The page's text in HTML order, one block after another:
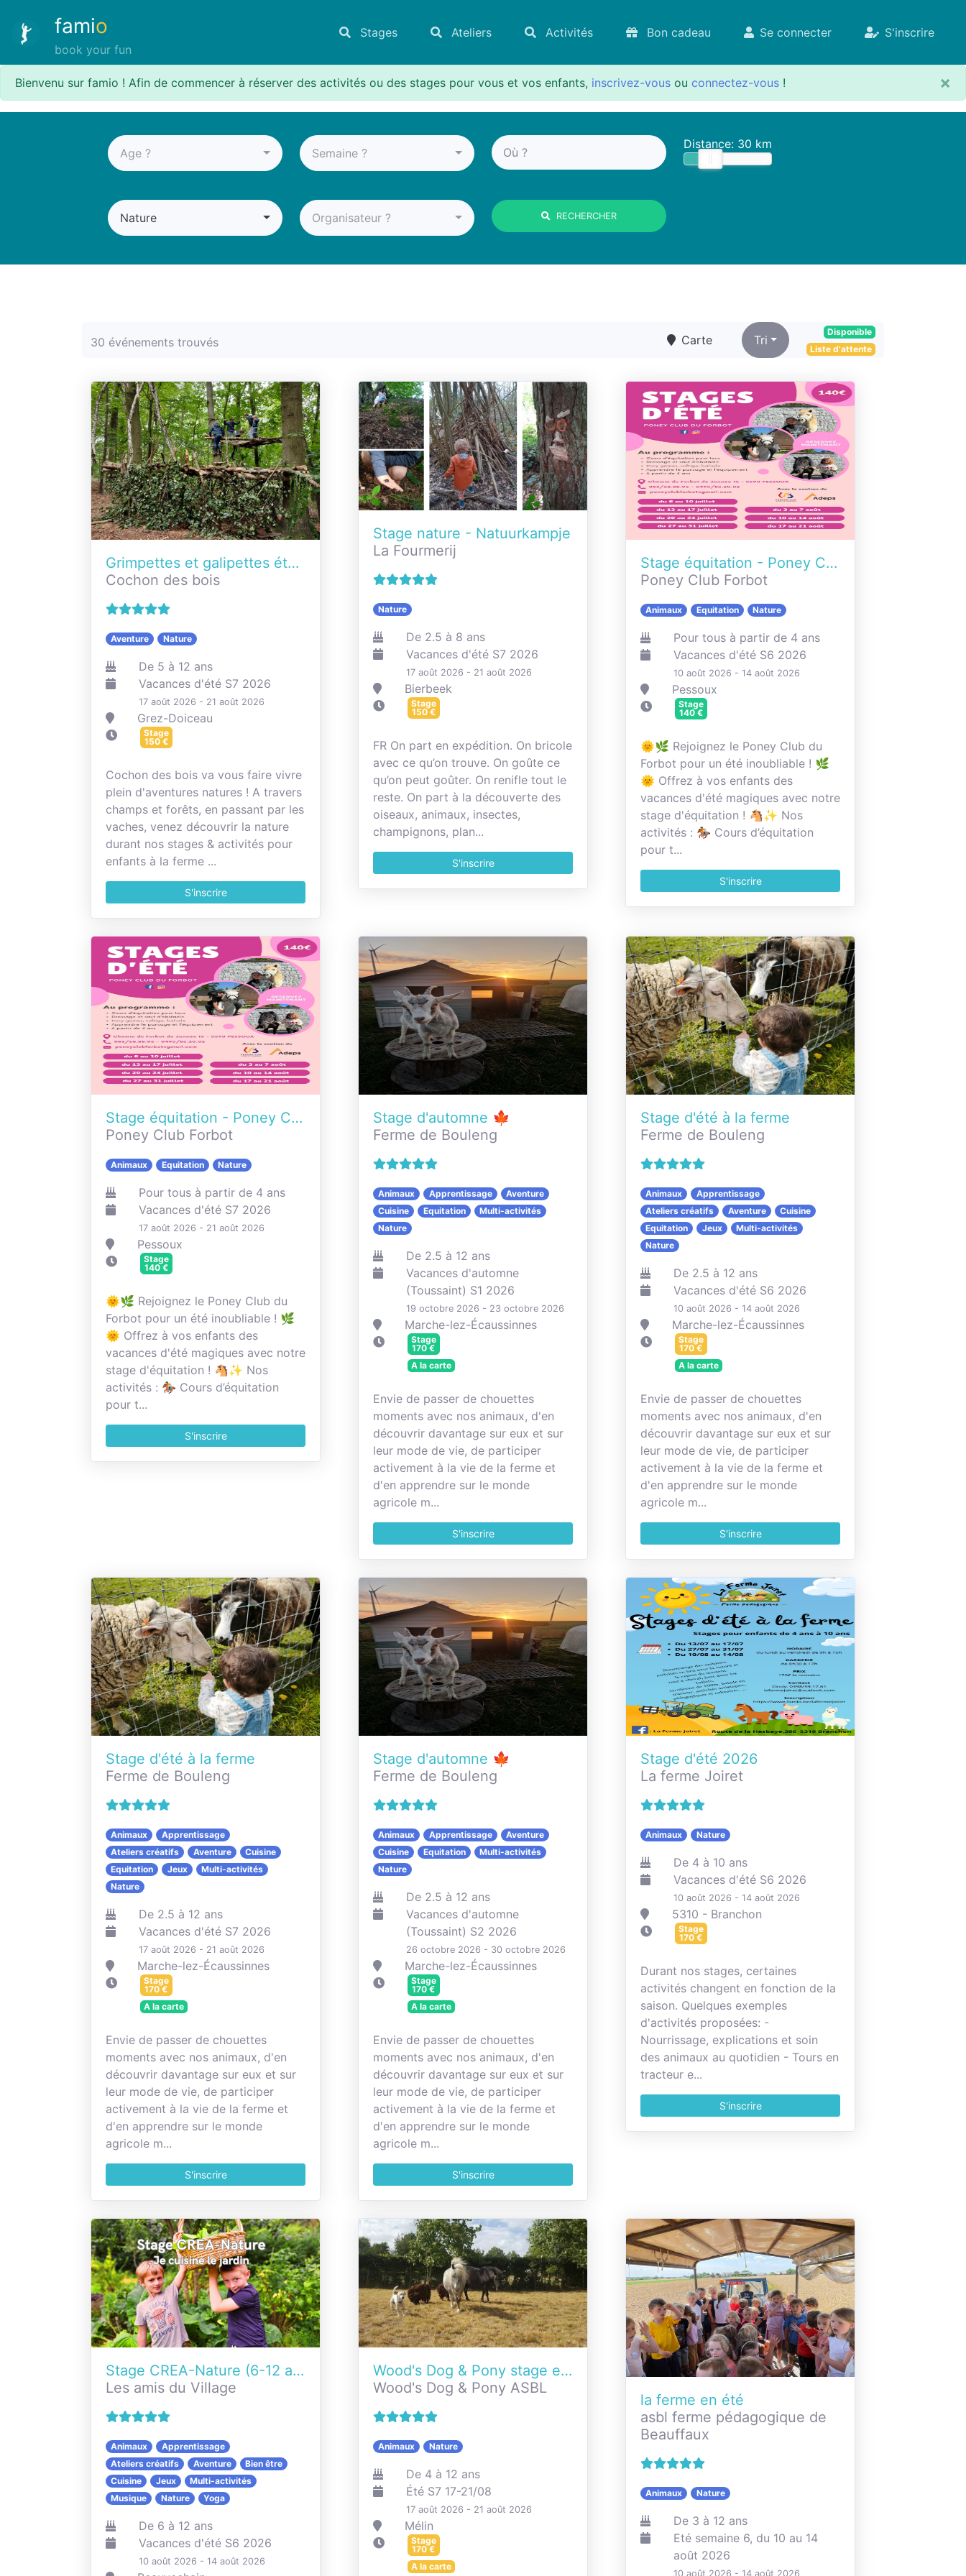
famio
book your fun
Stages Ateliers Activités Bon cadeau Se connecter S'inscrire
Bienvenu sur famio ! Afin de commencer à réserver des activités ou des stages pour vous et vos enfants, inscrivez-vous ou connectez-vous ! ×
Age ? Semaine ?
Distance: 30 km
Nature Organisateur ? RECHERCHER
30 événements trouvés Carte Tri
Disponible
Liste d'attente
Grimpettes et galipettes été 2026
Cochon des bois
Aventure Nature
De 5 à 12 ans
Vacances d'été S7 2026
17 août 2026 - 21 août 2026
Grez-Doiceau
Stage
150€
Cochon des bois va vous faire vivre
plein d'aventures natures ! A travers
champs et forêts, en passant par les
vaches, venez découvrir la nature
durant nos stages & activités pour
enfants à la ferme ...
S'inscrire
Stage nature - Natuurkampje
La Fourmerij
Nature
De 2.5 à 8 ans
Vacances d'été S7 2026
17 août 2026 - 21 août 2026
Bierbeek
Stage
150€
FR On part en expédition. On bricole
avec ce qu’on trouve. On goûte ce
qu’on peut goûter. On renifle tout le
reste. On part à la découverte des
oiseaux, animaux, insectes,
champignons, plan...
S'inscrire
Stage équitation - Poney Club du Forbot - Eté 2026
Poney Club Forbot
Animaux Equitation Nature
Pour tous à partir de 4 ans
Vacances d'été S6 2026
10 août 2026 - 14 août 2026
Pessoux
Stage
140€
🌞🌿 Rejoignez le Poney Club du
Forbot pour un été inoubliable ! 🌿
🌞 Offrez à vos enfants des
vacances d'été magiques avec notre
stage d'équitation ! 🐴✨ Nos
activités : 🏇 Cours d’équitation
pour t...
S'inscrire
Stage équitation - Poney Club du Forbot - Eté 2026
Poney Club Forbot
Animaux Equitation Nature
Pour tous à partir de 4 ans
Vacances d'été S7 2026
17 août 2026 - 21 août 2026
Pessoux
Stage
140€
🌞🌿 Rejoignez le Poney Club du
Forbot pour un été inoubliable ! 🌿
🌞 Offrez à vos enfants des
vacances d'été magiques avec notre
stage d'équitation ! 🐴✨ Nos
activités : 🏇 Cours d’équitation
pour t...
S'inscrire
Stage d'automne 🍁
Ferme de Bouleng
Animaux Apprentissage
Aventure
Cuisine
Equitation
Multi-activités
Nature
De 2.5 à 12 ans
Vacances d'automne
(Toussaint) S1 2026
19 octobre 2026 - 23 octobre 2026
Marche-lez-Écaussinnes
Stage
170€
A la carte
Envie de passer de chouettes
moments avec nos animaux, d'en
découvrir davantage sur eux et sur
leur mode de vie, de participer
activement à la vie de la ferme et
d'en apprendre sur le monde
agricole m...
S'inscrire
Stage d'été à la ferme
Ferme de Bouleng
Animaux
Apprentissage
Ateliers créatifs
Aventure
Cuisine
Equitation
Jeux
Multi-activités
Nature
De 2.5 à 12 ans
Vacances d'été S6 2026
10 août 2026 - 14 août 2026
Marche-lez-Écaussinnes
Stage
170€
A la carte
Envie de passer de chouettes
moments avec nos animaux, d'en
découvrir davantage sur eux et sur
leur mode de vie, de participer
activement à la vie de la ferme et
d'en apprendre sur le monde
agricole m...
S'inscrire
Stage d'été à la ferme
Ferme de Bouleng
Animaux
Apprentissage
Ateliers créatifs
Aventure
Cuisine
Equitation
Jeux
Multi-activités
Nature
De 2.5 à 12 ans
Vacances d'été S7 2026
17 août 2026 - 21 août 2026
Marche-lez-Écaussinnes
Stage
170€
A la carte
Envie de passer de chouettes
moments avec nos animaux, d'en
découvrir davantage sur eux et sur
leur mode de vie, de participer
activement à la vie de la ferme et
d'en apprendre sur le monde
agricole m...
S'inscrire
Stage d'automne 🍁
Ferme de Bouleng
Animaux Apprentissage
Aventure
Cuisine
Equitation
Multi-activités
Nature
De 2.5 à 12 ans
Vacances d'automne
(Toussaint) S2 2026
26 octobre 2026 - 30 octobre 2026
Marche-lez-Écaussinnes
Stage
170€
A la carte
Envie de passer de chouettes
moments avec nos animaux, d'en
découvrir davantage sur eux et sur
leur mode de vie, de participer
activement à la vie de la ferme et
d'en apprendre sur le monde
agricole m...
S'inscrire
Stage d'été 2026
La ferme Joiret
Animaux Nature
De 4 à 10 ans
Vacances d'été S6 2026
10 août 2026 - 14 août 2026
5310 - Branchon
Stage
170€
Durant nos stages, certaines
activités changent en fonction de la
saison. Quelques exemples
d'activités proposées: -
Nourrissage, explications et soin
des animaux au quotidien - Tours en
tracteur e...
S'inscrire
Stage CREA-Nature (6-12 ans) Je cuisine le jardin
Les amis du Village
Animaux
Apprentissage
Ateliers créatifs
Aventure
Bien être
Cuisine
Jeux
Multi-activités
Musique
Nature Yoga
De 6 à 12 ans
Vacances d'été S6 2026
10 août 2026 - 14 août 2026
Wood's Dog & Pony stage enfants
Wood's Dog & Pony ASBL
Animaux Nature
De 4 à 12 ans
Été S7 17-21/08
17 août 2026 - 21 août 2026
Mélin
Stage
170€
A la carte
la ferme en été
asbl ferme pédagogique de
Beauffaux
Animaux Nature
De 3 à 12 ans
Eté semaine 6, du 10 au 14
août 2026
10 août 2026 - 14 août 2026